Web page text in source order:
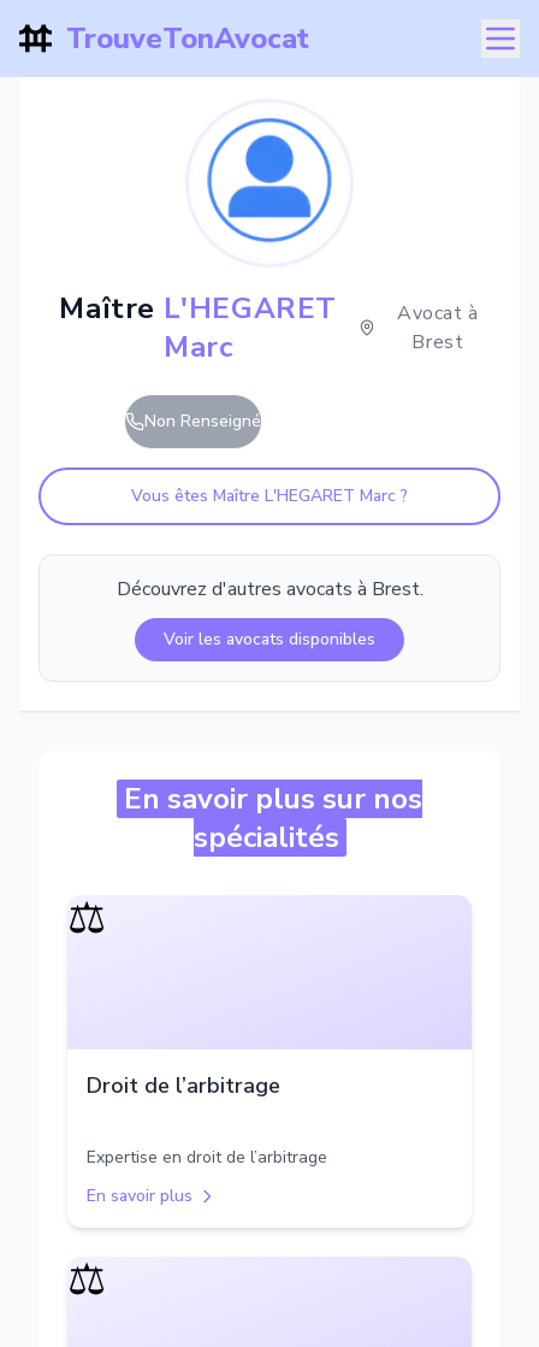
TrouveTonAvocat
Maître L'HEGARET
Marc
Avocat à
Brest
Non Renseigné
Vous êtes Maître L'HEGARET Marc ?
Découvrez d'autres avocats à Brest.
Voir les avocats disponibles
En savoir plus sur nos
spécialités
⚖️
Droit de l’arbitrage
Expertise en droit de l’arbitrage
En savoir plus
⚖️